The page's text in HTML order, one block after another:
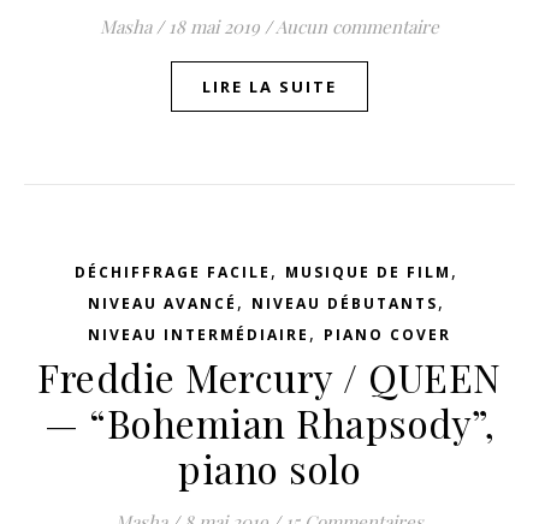
Masha / 18 mai 2019 /Aucun commentaire
LIRE LA SUITE
DÉCHIFFRAGE FACILE , MUSIQUE DE FILM ,
NIVEAU AVANCÉ , NIVEAU DÉBUTANTS,
NIVEAU INTERMÉDIAIRE , PIANO COVER
Freddie Mercury / QUEEN
— “Bohemian Rhapsody”,
piano solo